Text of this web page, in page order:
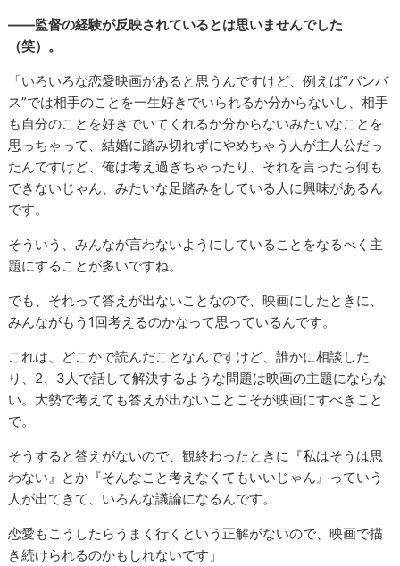
――監督の経験が反映されているとは思いませんでした
（笑）。
「いろいろな恋愛映画があると思うんですけど、例えば“パンバ
ス”では相手のことを一生好きでいられるか分からないし、相手
も自分のことを好きでいてくれるか分からないみたいなことを
思っちゃって、結婚に踏み切れずにやめちゃう人が主人公だっ
たんですけど、俺は考え過ぎちゃったり、それを言ったら何も
できないじゃん、みたいな足踏みをしている人に興味があるん
です。
そういう、みんなが言わないようにしていることをなるべく主
題にすることが多いですね。
でも、それって答えが出ないことなので、映画にしたときに、
みんながもう1回考えるのかなって思っているんです。
これは、どこかで読んだことなんですけど、誰かに相談した
り、2、3人で話して解決するような問題は映画の主題にならな
い。大勢で考えても答えが出ないことこそが映画にすべきこと
で。
そうすると答えがないので、観終わったときに『私はそうは思
わない』とか『そんなこと考えなくてもいいじゃん』っていう
人が出てきて、いろんな議論になるんです。
恋愛もこうしたらうまく行くという正解がないので、映画で描
き続けられるのかもしれないです」